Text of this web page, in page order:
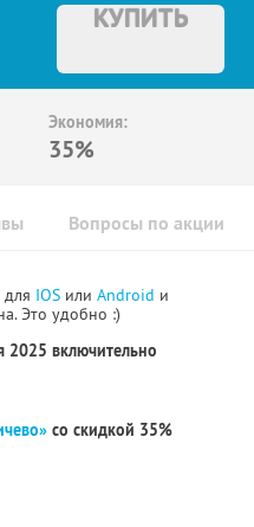
КУПИТЬ
Экономия:
35%
Вопросы по акции
IOS или Android и
Это удобно :)
2025 включительно
со скидкой 35%